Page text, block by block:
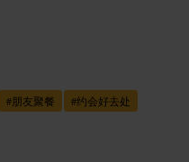
#朋友聚餐 #约会好去处